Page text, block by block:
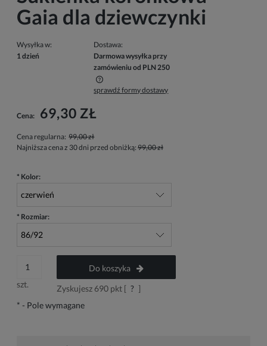
Gaia dla dziewczynki
Wysyłka w:
1 dzień
Dostawa:
Darmowa wysyłka przy
zamówieniu od PLN 250
Cena nie zawiera ewentualnych kosztów płatności
sprawdź formy dostawy
Cena: 69,30 ZŁ
Cena regularna: 99,00 zł
Najniższa cena z 30 dni przed obniżką: 99,00 zł
* Kolor:
* Rozmiar:
szt.
Do koszyka
Zyskujesz 690pkt [ ? ]
* - Pole wymagane